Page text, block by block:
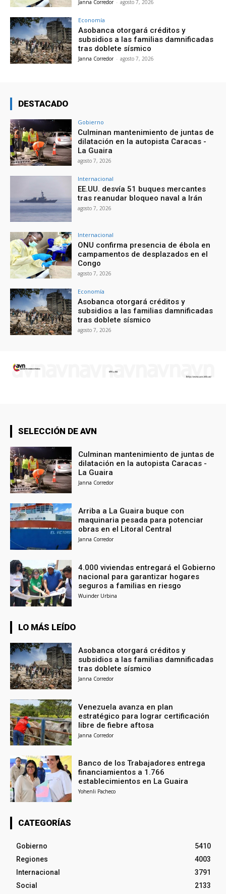
Janna Corredor - agosto 7, 2026
Economía
Asobanca otorgará créditos y
subsidios a las familias damnificadas
tras doblete sísmico
Janna Corredor - agosto 7, 2026
DESTACADO
Gobierno
Culminan mantenimiento de juntas de
dilatación en la autopista Caracas -
La Guaira
agosto 7, 2026
Internacional
EE.UU. desvía 51 buques mercantes
tras reanudar bloqueo naval a Irán
agosto 7, 2026
Internacional
ONU confirma presencia de ébola en
campamentos de desplazados en el
Congo
agosto 7, 2026
Economía
Asobanca otorgará créditos y
subsidios a las familias damnificadas
tras doblete sísmico
agosto 7, 2026
SELECCIÓN DE AVN
Culminan mantenimiento de juntas de
dilatación en la autopista Caracas -
La Guaira
Janna Corredor
Arriba a La Guaira buque con
maquinaria pesada para potenciar
obras en el Litoral Central
Janna Corredor
4.000 viviendas entregará el Gobierno
nacional para garantizar hogares
seguros a familias en riesgo
Wuinder Urbina
LO MÁS LEÍDO
Asobanca otorgará créditos y
subsidios a las familias damnificadas
tras doblete sísmico
Janna Corredor
Venezuela avanza en plan
estratégico para lograr certificación
libre de fiebre aftosa
Janna Corredor
Banco de los Trabajadores entrega
financiamientos a 1.766
establecimientos en La Guaira
Yohenli Pacheco
CATEGORÍAS
Gobierno
5410
Regiones
4003
Internacional
3791
Social
2133